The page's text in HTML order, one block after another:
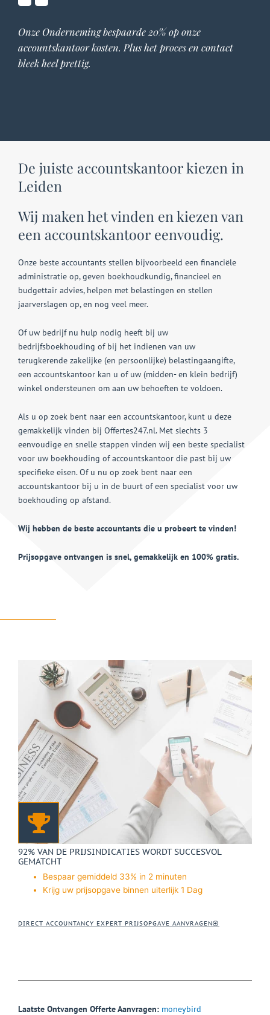
Onze Onderneming bespaarde 20% op onze
accountskantoorkosten. Plus het proces en contact
bleek heel prettig.
De juiste accountskantoor kiezen in
Leiden
Wij maken het vinden en kiezen van
een accountskantoor eenvoudig.
Onze beste accountants stellen bijvoorbeeld een financiële
administratie op, geven boekhoudkundig, financieel en
budgettair advies, helpen met belastingen en stellen
jaarverslagen op, en nog veel meer.
Of uw bedrijf nu hulp nodig heeft bij uw
bedrijfsboekhouding of bij het indienen van uw
terugkerende zakelijke (en persoonlijke) belastingaangifte,
een accountskantoor kan u of uw (midden- en klein bedrijf)
winkel ondersteunen om aan uw behoeften te voldoen.
Als u op zoek bent naar een accountskantoor, kunt u deze
gemakkelijk vinden bij Offertes247.nl. Met slechts 3
eenvoudige en snelle stappen vinden wij een beste specialist
voor uw boekhouding of accountskantoor die past bij uw
specifieke eisen. Of u nu op zoek bent naar een
accountskantoor bij u in de buurt of een specialist voor uw
boekhouding op afstand.
Wij hebben de beste accountants die u probeert te vinden!
Prijsopgave ontvangen is snel, gemakkelijk en 100% gratis.
92% VAN DE PRIJSINDICATIES WORDT SUCCESVOL
GEMATCHT
Bespaar gemiddeld 33% in 2 minuten
Krijg uw prijsopgave binnen uiterlijk 1 Dag
DIRECT ACCOUNTANCY EXPERT PRIJSOPGAVE AANVRAGEN
Laatste Ontvangen Offerte Aanvragen: moneybird